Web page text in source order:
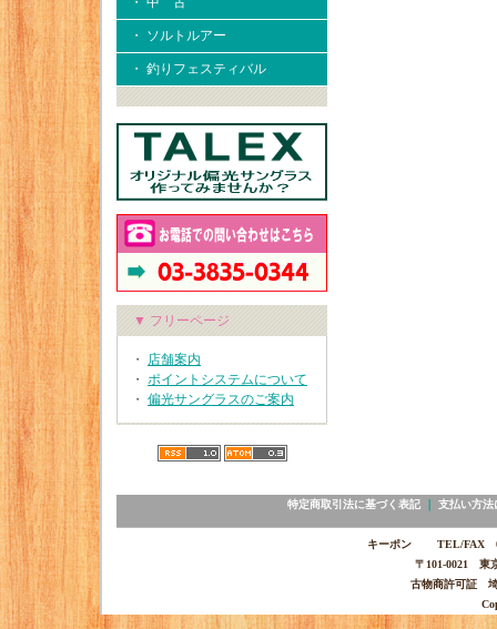
・ ソルトルアー
・ 釣りフェスティバル
▼ フリーページ
・ 店舗案内
・ ポイントシステムについて
・ 偏光サングラスのご案内
特定商取引法に基づく表記｜ 支払い方法
キーポン TEL/FAX
〒101-0021 東
古物商許可証